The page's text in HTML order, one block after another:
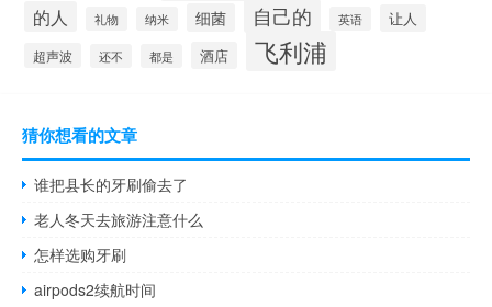
的人 礼物 纳米 细菌 自己的 英语 让人
超声波 还不 都是 酒店 飞利浦
猜你想看的文章
谁把县长的牙刷偷去了
老人冬天去旅游注意什么
怎样选购牙刷
airpods2续航时间